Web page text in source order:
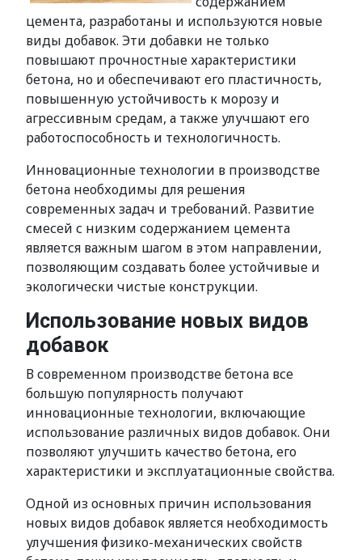
цемента, разработаны и используются новые
виды добавок. Эти добавки не только
повышают прочностные характеристики
бетона, но и обеспечивают его пластичность,
повышенную устойчивость к морозу и
агрессивным средам, а также улучшают его
работоспособность и технологичность.
Инновационные технологии в производстве
бетона необходимы для решения
современных задач и требований. Развитие
смесей с низким содержанием цемента
является важным шагом в этом направлении,
позволяющим создавать более устойчивые и
экологически чистые конструкции.
Использование новых видов
добавок
В современном производстве бетона все
большую популярность получают
инновационные технологии, включающие
использование различных видов добавок. Они
позволяют улучшить качество бетона, его
характеристики и эксплуатационные свойства.
Одной из основных причин использования
новых видов добавок является необходимость
улучшения физико-механических свойств